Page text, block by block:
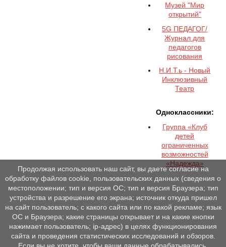
Музей "Мир
открытий"
5G ПЕДАГОГ/
Журнал для
педагогов
рисования
Н.И.Т.ь - Новый
Инклюзивный
Театр
Одноклассники:
Группа «Клуб
детей
ограниченных
возможностей
«Надежда»
Продолжая использовать наш сайт, вы даете согласие на
обработку файлов cookie, пользовательских данных (сведения о
местоположении; тип и версия ОС; тип и версия Браузера; тип
устройства и разрешение его экрана; источник откуда пришел
на сайт пользователь; с какого сайта или по какой рекламе; язык
ОС и Браузера; какие страницы открывает и на какие кнопки
нажимает пользователь; ip-адрес) в целях функционирования
сайта и проведения статистических исследований и обзоров.